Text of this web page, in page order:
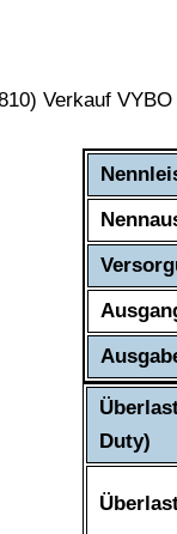
Duty)